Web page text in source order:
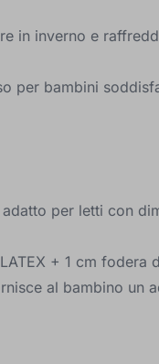
in inverno e
per bambini
per letti con
+ 1 cm fodera
al bambino un